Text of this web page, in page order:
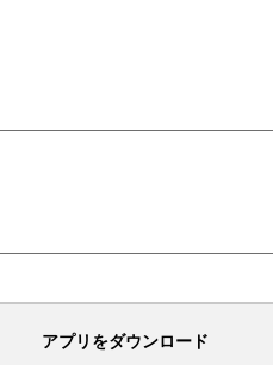
アプリをダウンロード